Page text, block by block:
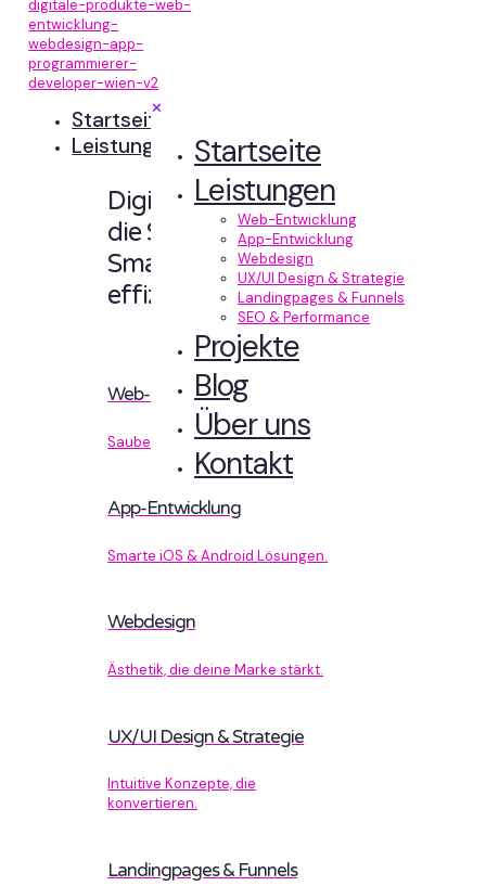
✕
Startseite
Leistungen
Web-Entwicklung
App-Entwicklung
Webdesign
UX/UI Design & Strategie
Landingpages & Funnels
SEO & Performance
Projekte
Blog
Über uns
Kontakt
Startseite
Leistungen
Digitale Erlebnisse,
die Sinn machen.
Smart designt und
effizient entwickelt.
Web-Entwicklung
Sauberer Code, der performt.
App-Entwicklung
Smarte iOS & Android Lösungen.
Webdesign
Ästhetik, die deine Marke stärkt.
UX/UI Design & Strategie
Intuitive Konzepte, die
konvertieren.
Landingpages & Funnels